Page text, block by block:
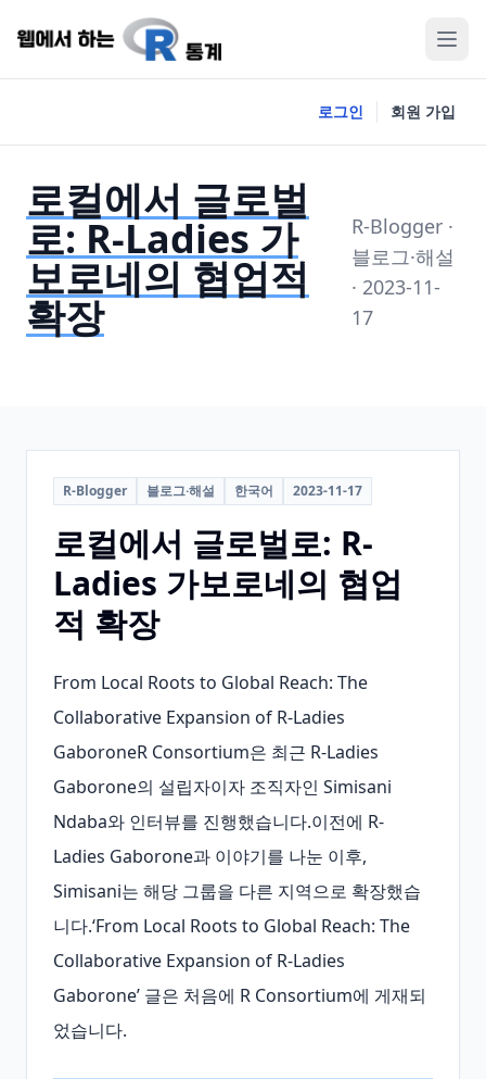
로그인 회원 가입
로컬에서 글로벌
로: R-Ladies 가
보로네의 협업적
확장
R-Blogger ·
블로그·해설
· 2023-11-
17
R-Blogger 블로그·해설 한국어 2023-11-17
로컬에서 글로벌로: R-
Ladies 가보로네의 협업
적 확장
From Local Roots to Global Reach: The
Collaborative Expansion of R-Ladies
GaboroneR Consortium은 최근 R-Ladies
Gaborone의 설립자이자 조직자인 Simisani
Ndaba와 인터뷰를 진행했습니다.이전에 R-
Ladies Gaborone과 이야기를 나눈 이후,
Simisani는 해당 그룹을 다른 지역으로 확장했습
니다.‘From Local Roots to Global Reach: The
Collaborative Expansion of R-Ladies
Gaborone’ 글은 처음에 R Consortium에 게재되
었습니다.